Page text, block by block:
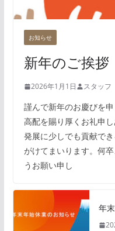
お知らせ
新年のご挨拶
2026年1月1日 スタッフ
謹んで新年のお慶びを
高配を賜り厚くお礼申
発展に少しでも貢献で
がけてまいります。何
うお願い申し
年